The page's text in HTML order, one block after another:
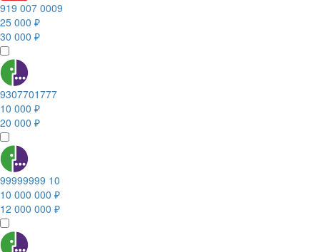
919 007 0009
25 000 ₽
30 000 ₽
9307701777
10 000 ₽
20 000 ₽
99999999 10
10 000 000 ₽
12 000 000 ₽